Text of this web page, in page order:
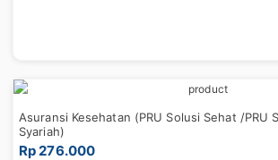
Asuransi Kesehatan (PRU Solusi Sehat /PRU
Syariah)
Rp 276.000